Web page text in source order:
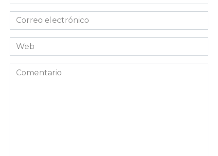
Correo
electrónico
Web
Comentario